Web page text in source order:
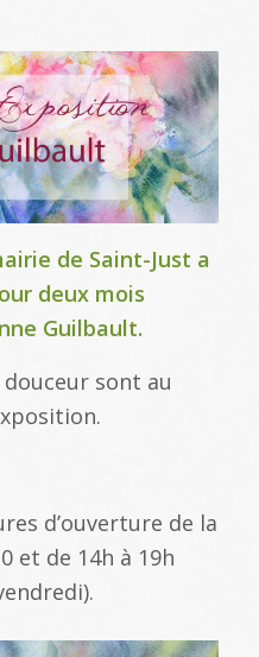
de Saint-Just a
deux mois
Guilbault.
sont au
d’ouverture de la
et de 14h à 19h